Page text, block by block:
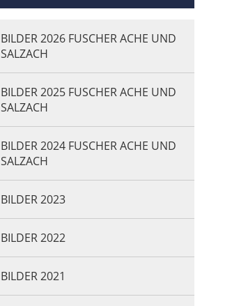
BILDER 2026 FUSCHER ACHE UND
SALZACH
BILDER 2025 FUSCHER ACHE UND
SALZACH
BILDER 2024 FUSCHER ACHE UND
SALZACH
BILDER 2023
BILDER 2022
BILDER 2021